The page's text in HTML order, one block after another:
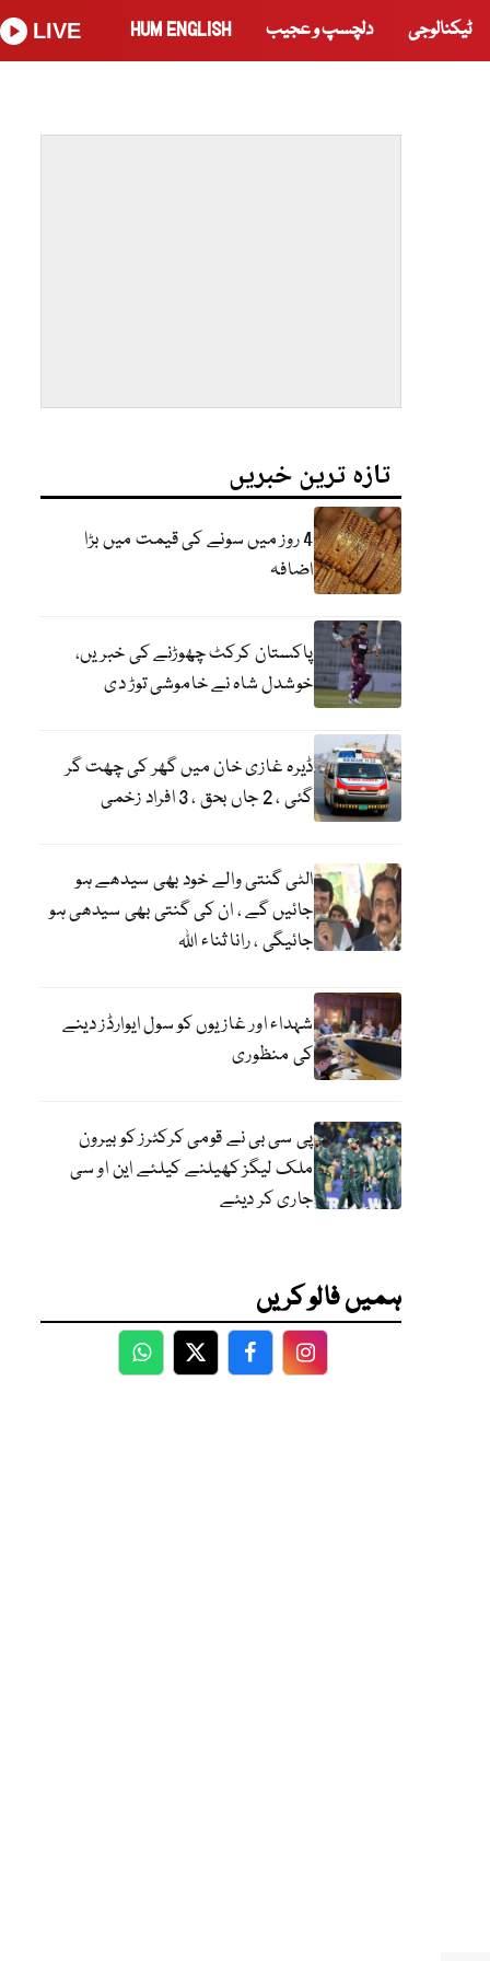
ٹیکنالوجی دلچسپ و عجیب HUM ENGLISH
LIVE
تازہ ترین خبریں
4 روز میں سونے کی قیمت میں بڑا
اضافہ
پاکستان کرکٹ چھوڑنے کی خبریں،
خوشدل شاہ نے خاموشی توڑ دی
ڈیرہ غازی خان میں گھر کی چھت گر
گئی ، 2 جاں بحق ، 3 افراد زخمی
الٹی گنتی والے خود بھی سیدھے ہو
جائیں گے ، ان کی گنتی بھی سیدھی ہو
جائیگی ، رانا ثناء اللہ
شہداء اور غازیوں کو سول ایوارڈز دینے
کی منظوری
پی سی بی نے قومی کرکٹرز کو بیرون
ملک لیگز کھیلنے کیلئے این او سی
جاری کر دیئے
ہمیں فالو کریں
WhatsApp
TwitterFacebookFacebook